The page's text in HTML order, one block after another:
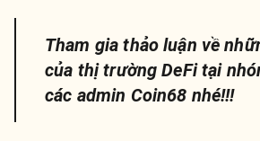
Tham gia thảo luận về
của thị trường DeFi tại
các admin Coin68 nhé!!!